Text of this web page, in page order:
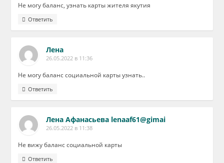
Не могу баланс, узнать карты жителя якутия
Ответить
Лена
26.05.2022 в 11:36
Не могу баланс социальной карты узнать..
Ответить
Лена Афанасьева lenaaf61@gimai
26.05.2022 в 11:38
Не вижу баланс социальной карты
Ответить